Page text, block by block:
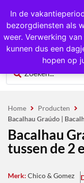
In de
bezorgdiensten als
weer. Verwerking
kunnen dus een
hopen op
Home
Producten
Bacalhau Graúdo |
Bacalhau
tussen de 2
Merk: Chico & Gomez